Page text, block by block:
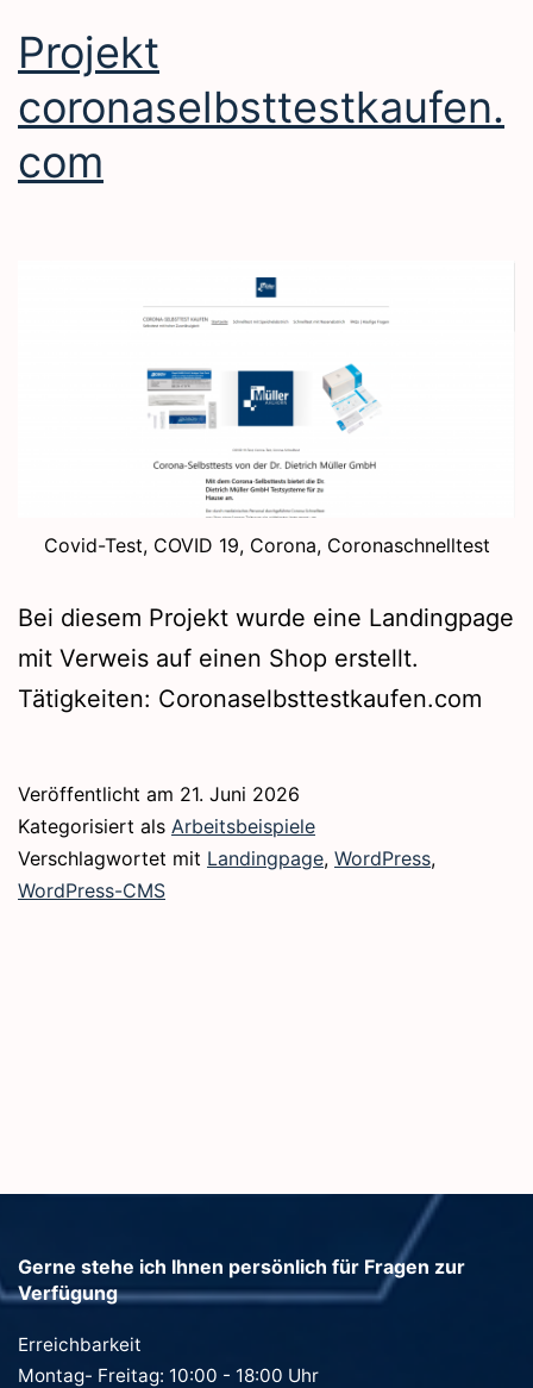
Projekt
coronaselbsttestkaufen.
com
Covid-Test, COVID 19, Corona, Coronaschnelltest
Bei diesem Projekt wurde eine Landingpage
mit Verweis auf einen Shop erstellt.
Tätigkeiten: Coronaselbsttestkaufen.com
Veröffentlicht am 21. Juni 2026
Kategorisiert als Arbeitsbeispiele
Verschlagwortet mit Landingpage, WordPress,
WordPress-CMS
Gerne stehe ich Ihnen persönlich für Fragen zur
Verfügung
Erreichbarkeit
Montag- Freitag: 10:00 - 18:00 Uhr